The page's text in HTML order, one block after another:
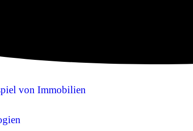
von Immobilien